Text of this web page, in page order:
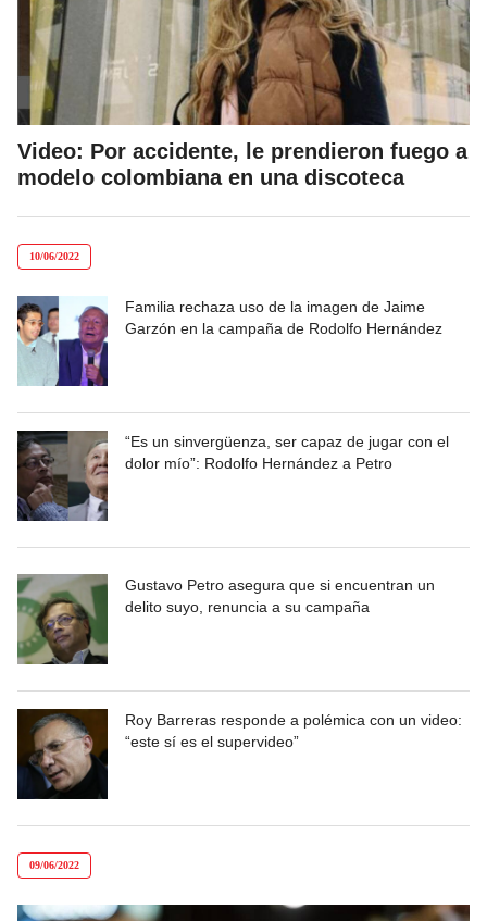
Video: Por accidente, le prendieron fuego a
modelo colombiana en una discoteca
10/06/2022
Familia rechaza uso de la imagen de Jaime
Garzón en la campaña de Rodolfo Hernández
“Es un sinvergüenza, ser capaz de jugar con el
dolor mío”: Rodolfo Hernández a Petro
Gustavo Petro asegura que si encuentran un
delito suyo, renuncia a su campaña
Roy Barreras responde a polémica con un video:
“este sí es el supervideo”
09/06/2022